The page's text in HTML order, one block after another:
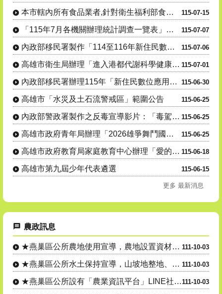
115-07-15
本市轄內所有食品業者,針對衛生福利部食品藥物管理署115年7月7日及115年7月9日公告之問題油品,....
115-07-07
「115年7月各機關辦理統計調查一覽表」，供為民眾 向「165反詐騙專線」
115-07-06
內政部移民署製作「114至116年新住民數位應用培力計畫」宣導影片
115-07-01
高雄市衛生局辦理「進入港都代謝科學健康研究所」線上有獎徵答活動。
115-06-30
內政部移民署辦理115年「新住民數位應用培力計畫」
115-06-25
高雄市「水災及土石流警戒區」範圍公告
115-06-25
內政部警政署製作之反毒宣導影片：「毒駕，就是開 上家破人亡的單行道，遠離毒品，拒絕毒駕！」
115-06-25
高雄市政府青年局辦理「2026雄爭舞鬥國際街舞大賽」，歡迎學生及民眾踴躍參與。
115-06-18
高雄市政府教育局家庭教育中心辦理「愛的界線新視界：跟上法律的新世代正向親職講座」親職教育系列講座活動....
115-06-15
高雄市第九屆少年代表遴選
更多 最新消息
農政訊息
111-10-03
★燕巢區公所農地使用宣導，農地設置資材室等各種農業設施應先....
111-10-03
★燕巢區公所水土保持宣導，山坡地整地、開挖應先申請，以免違規....
111-10-03
★燕巢區公所設有「農業資訊平台」LINE社群，隨時傳達各項農....